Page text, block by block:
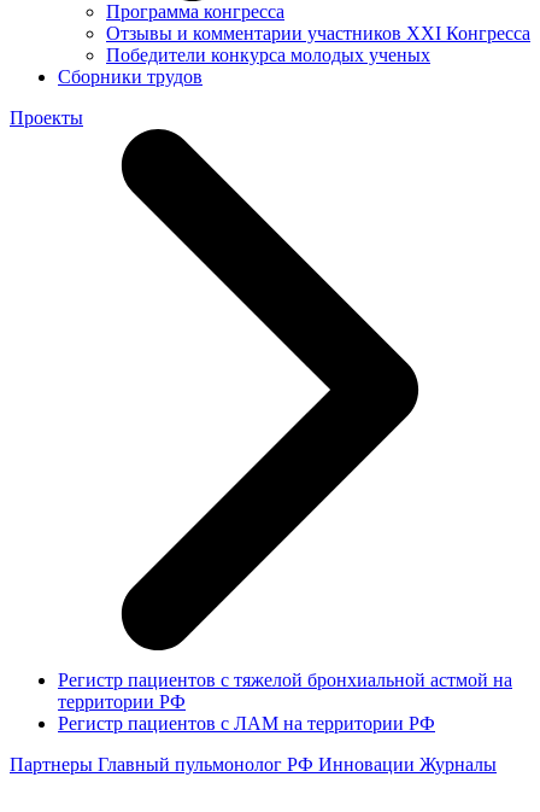
Программа конгресса
Отзывы и комментарии участников XXI Конгресса
Победители конкурса молодых ученых
Сборники трудов
Проекты
Регистр пациентов с тяжелой бронхиальной астмой на
территории РФ
Регистр пациентов с ЛАМ на территории РФ
Партнеры Главный пульмонолог РФ Инновации Журналы